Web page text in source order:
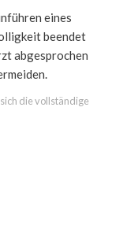
eines
beendet
abgesprochen
sich die vollständige